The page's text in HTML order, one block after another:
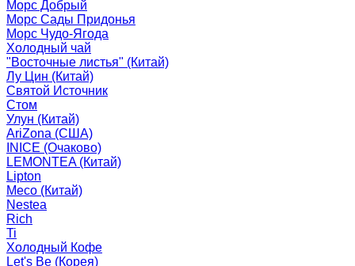
Морс Добрый
Морс Сады Придонья
Морс Чудо-Ягода
Холодный чай
"Восточные листья" (Китай)
Лу Цин (Китай)
Святой Источник
Стом
Улун (Китай)
AriZona (США)
INICE (Очаково)
LEMONTEA (Китай)
Lipton
Meco (Китай)
Nestea
Rich
Ti
Холодный Кофе
Let's Be (Корея)